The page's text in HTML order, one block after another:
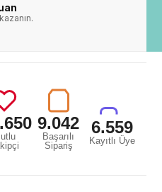
9.042
Başarılı
Sipariş
6.559
Kayıtlı Üye